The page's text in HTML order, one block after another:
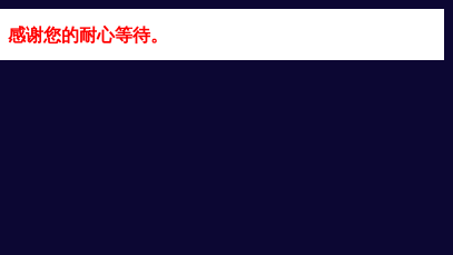
谢您的耐心等待。